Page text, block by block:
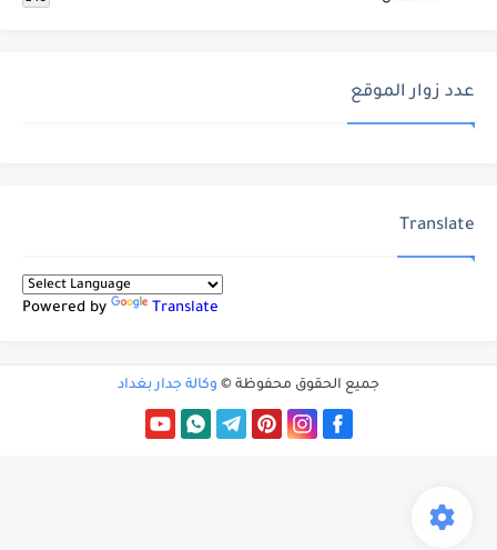
عدد زوار الموقع
Translate
Powered by Translate
جميع الحقوق محفوظة © وكالة جدار بغداد